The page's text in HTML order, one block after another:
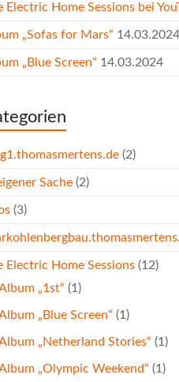
Electric Home Sessions bei
„Sofas for Mars“ 14.03.2024
„Blue Screen“ 14.03.2024
(2)
Sache (2)
(3)
Electric Home Sessions (12)
„1st“ (1)
„Blue Screen“ (1)
„Netherland Stories“ (1)
„Olympic Weekend“ (1)